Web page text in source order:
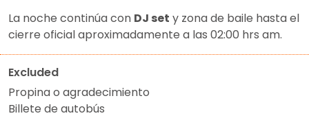
La noche continúa con DJ set y zona de baile hasta el
cierre oficial aproximadamente a las 02:00 hrs am.
Excluded
Propina o agradecimiento
Billete de autobús